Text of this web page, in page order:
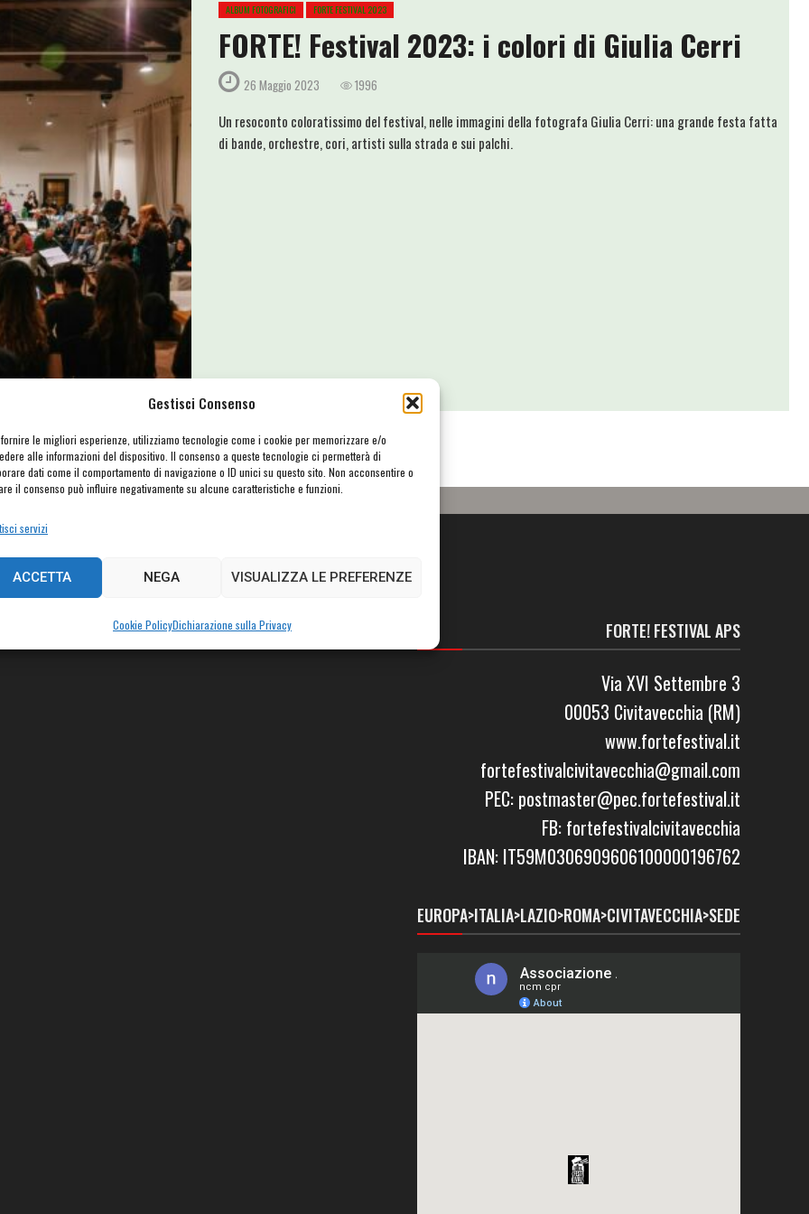
Gestisci Consenso
le migliori esperienze, utilizziamo tecnologie come i cookie per memorizzare e/o
alle informazioni del dispositivo. Il consenso a queste tecnologie ci permetterà di
dati come il comportamento di navigazione o ID unici su questo sito. Non acconsentire o
il consenso può influire negativamente su alcune caratteristiche e funzioni.
servizi
ACCETTA NEGA VISUALIZZA LE PREFERENZE
Cookie PolicyDichiarazione sulla Privacy
ALBUM FOTOGRAFICI FORTE FESTIVAL 2023
FORTE! Festival 2023: i colori di Giulia Cerri
26 Maggio 2023 1996
Un resoconto coloratissimo del festival, nelle immagini della fotografa Giulia Cerri: una grande festa fatta
di bande, orchestre, cori, artisti sulla strada e sui palchi.
FORTE! FESTIVAL APS
Via XVI Settembre 3
00053 Civitavecchia (RM)
www.fortefestival.it
fortefestivalcivitavecchia@gmail.com
PEC: postmaster@pec.fortefestival.it
FB: fortefestivalcivitavecchia
IBAN: IT59M0306909606100000196762
EUROPA>ITALIA>LAZIO>ROMA>CIVITAVECCHIA>SEDE